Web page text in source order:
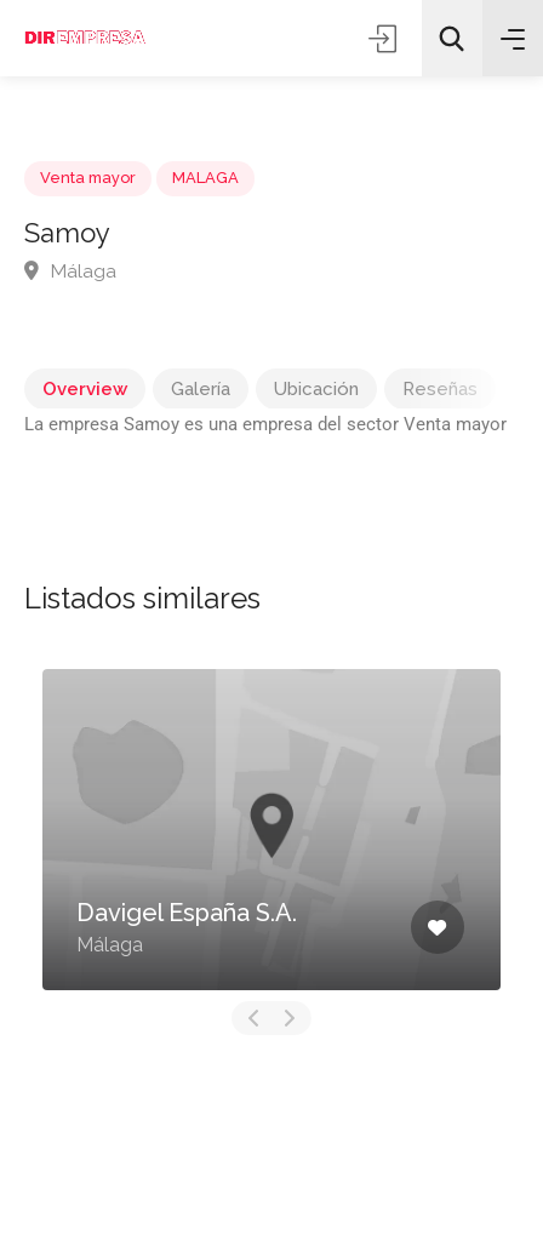
Venta mayor
Samoy
Overview Galería Ubicación
Reseñas
La empresa Samoy es una empresa del sector Venta mayor
Listados similares
Davigel España S.A.
Málaga